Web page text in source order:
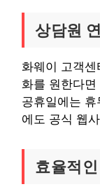
상담원
화웨이 고객
화를 원한다
공휴일에는
에도 공식 웹
효율적